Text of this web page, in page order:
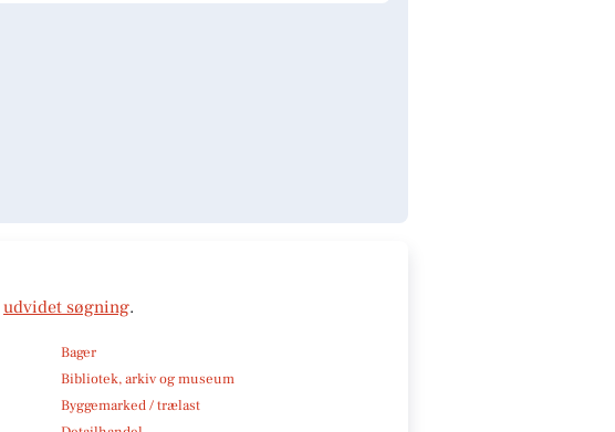
udvidet søgning.
Bager
Bibliotek, arkiv og museum
Byggemarked / trælast